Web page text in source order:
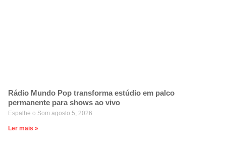
Rádio Mundo Pop transforma estúdio em palco
permanente para shows ao vivo
Espalhe o Som agosto 5, 2026
Ler mais »